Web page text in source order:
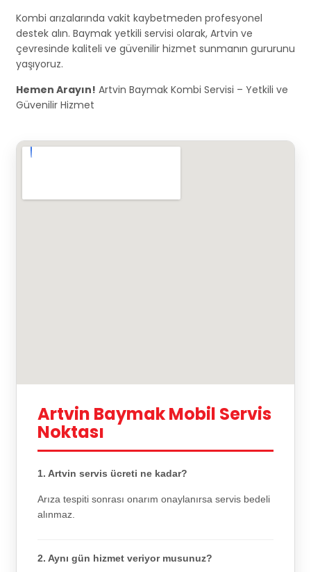
Kombi arızalarında vakit kaybetmeden profesyonel
destek alın. Baymak yetkili servisi olarak, Artvin ve
çevresinde kaliteli ve güvenilir hizmet sunmanın gururunu
yaşıyoruz.
Hemen Arayın! Artvin Baymak Kombi Servisi – Yetkili ve
Güvenilir Hizmet
Artvin Baymak Mobil Servis
Noktası
1. Artvin servis ücreti ne kadar?
Arıza tespiti sonrası onarım onaylanırsa servis bedeli
alınmaz.
2. Aynı gün hizmet veriyor musunuz?